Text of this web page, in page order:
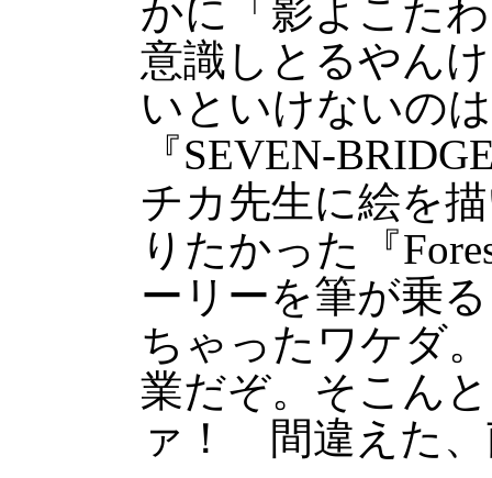
かに「影よこた
意識しとるやん
いといけないの
『SEVEN-
チカ先生に絵を
りたかった『
ーリーを筆が乗
ちゃったワケダ
業だぞ。そこん
ァ！ 間違えた、